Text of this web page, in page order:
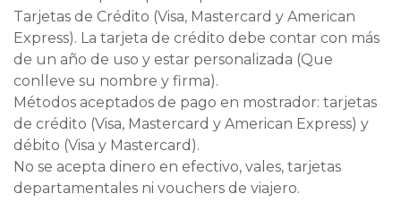
Tarjetas de Crédito (Visa, Mastercard y American
Express). La tarjeta de crédito debe contar con más
de un año de uso y estar personalizada (Que
conlleve su nombre y firma).
Métodos aceptados de pago en mostrador: tarjetas
de crédito (Visa, Mastercard y American Express) y
débito (Visa y Mastercard).
No se acepta dinero en efectivo, vales, tarjetas
departamentales ni vouchers de viajero.